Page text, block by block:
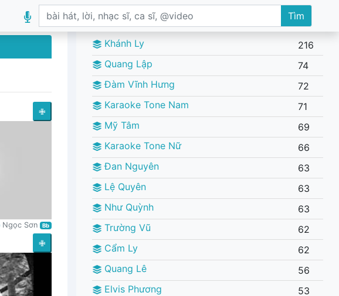
Tìm
✙
Ngọc Sơn Bb
✙
Khánh Ly
216
Quang Lập
74
Đàm Vĩnh Hưng
72
Karaoke Tone Nam
71
Mỹ Tâm
69
Karaoke Tone Nữ
66
Đan Nguyên
63
Lệ Quyên
63
Như Quỳnh
63
Trường Vũ
62
Cẩm Ly
62
Quang Lê
56
Elvis Phương
53